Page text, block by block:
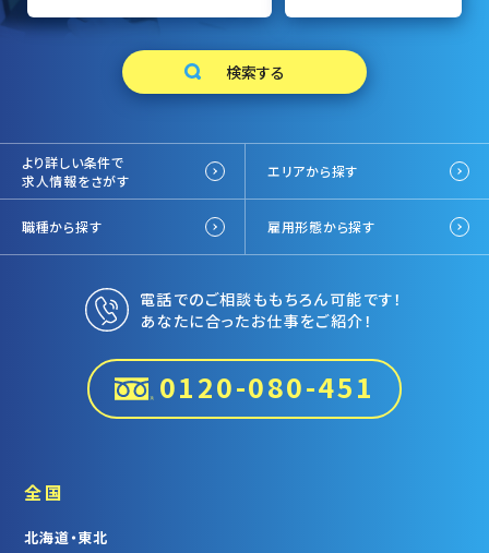
より詳しい条件で
求人情報をさがす
エリアから探す
職種から探す 雇用形態から探す
電話でのご相談ももちろん可能です！
あなたに合ったお仕事をご紹介！
0120-080-451
全国
北海道・東北